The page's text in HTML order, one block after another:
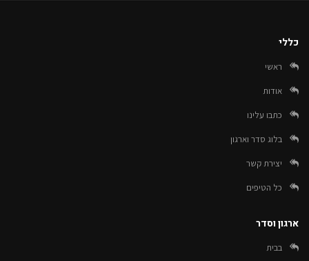
כללי
ראשי
אודות
כתבו עלינו
בלוג סדר וארגון
יצירת קשר
כל הטיפים
ארגון וסדר
בבית